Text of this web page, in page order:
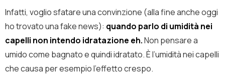
Infatti, voglio sfatare una convinzione (alla fine anche oggi
ho trovato una fake news): quando parlo di umidità nei
capelli non intendo idratazione eh.Non pensare a
umido come bagnato e quindi idratato. È l’umidità nei capelli
che causa per esempio l’effetto crespo.